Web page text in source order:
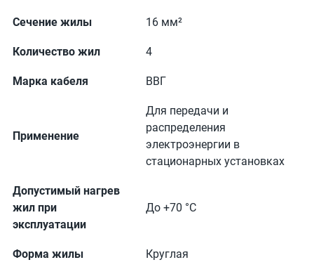
Сечение жилы 16 мм²
Количество жил 4
Марка кабеля ВВГ
Применение
Для передачи и
распределения
электроэнергии в
стационарных установках
Допустимый нагрев
жил при
эксплуатации
До +70 °С
Форма жилы Круглая